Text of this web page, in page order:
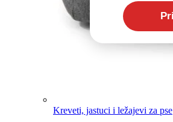
Kreveti, jastuci i ležajevi za pse